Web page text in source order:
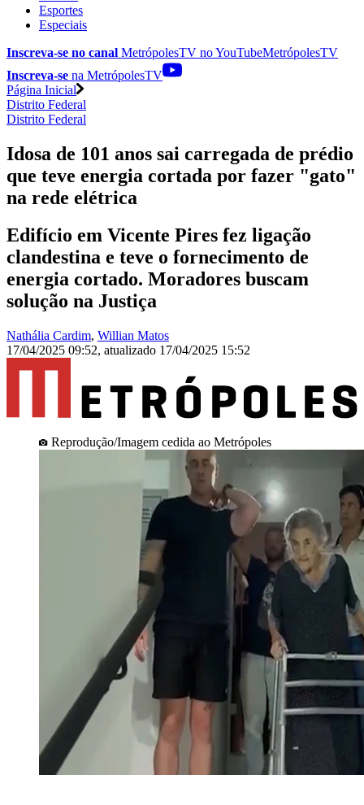
Esportes
Especiais
Inscreva-se no canal MetrópolesTV noYouTubeMetrópolesTV
Inscreva-se na MetrópolesTV
Página Inicial
Distrito Federal
Distrito Federal
Idosa de 101 anos sai carregada de prédio
que teve energia cortada por fazer "gato"
na rede elétrica
Edifício em Vicente Pires fez ligação
clandestina e teve o fornecimento de
energia cortado. Moradores buscam
solução na Justiça
Nathália Cardim, Willian Matos
17/04/2025 09:52, atualizado 17/04/2025 15:52
Reprodução/Imagem cedida ao Metrópoles